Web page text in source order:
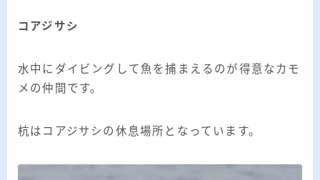
コアジサシ
水中にダイビングして魚を捕まえるのが得意なカモ
メの仲間です。
杭はコアジサシの休息場所となっています。